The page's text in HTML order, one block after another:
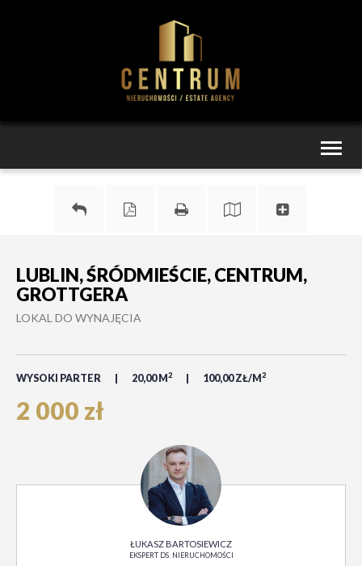
LUBLIN, ŚRÓDMIEŚCIE, CENTRUM,
GROTTGERA
LOKAL DO WYNAJĘCIA
WYSOKI PARTER 20,00 M 2 100,00 ZŁ/M 2
2 000 zł
ŁUKASZ BARTOSIEWICZ
EKSPERT DS. NIERUCHOMOŚCI